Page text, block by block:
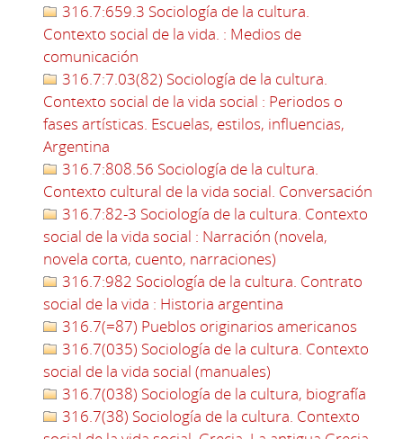
316.7:659.3 Sociología de la cultura.
Contexto social de la vida. : Medios de
comunicación
316.7:7.03(82) Sociología de la cultura.
Contexto social de la vida social : Periodos o
fases artísticas. Escuelas, estilos, influencias,
Argentina
316.7:808.56 Sociología de la cultura.
Contexto cultural de la vida social. Conversación
316.7:82-3 Sociología de la cultura. Contexto
social de la vida social : Narración (novela,
novela corta, cuento, narraciones)
316.7:982 Sociología de la cultura. Contrato
social de la vida : Historia argentina
316.7(=87) Pueblos originarios americanos
316.7(035) Sociología de la cultura. Contexto
social de la vida social (manuales)
316.7(038) Sociología de la cultura, biografía
316.7(38) Sociología de la cultura. Contexto